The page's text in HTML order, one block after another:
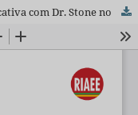
Anime e ciência: aprendizagem significativa com Dr. Stone no Ensino Médio